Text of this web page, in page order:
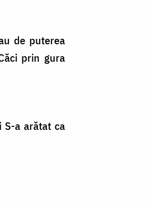
de puterea
prin gura
S-a arătat ca